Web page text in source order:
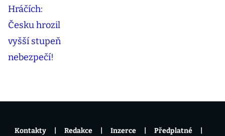
Kontakty Redakce Inzerce Předplatné